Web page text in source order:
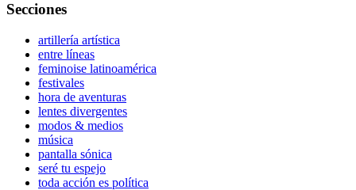
Secciones
artillería artística
entre líneas
feminoise latinoamérica
festivales
hora de aventuras
lentes divergentes
modos & medios
música
pantalla sónica
seré tu espejo
toda acción es política